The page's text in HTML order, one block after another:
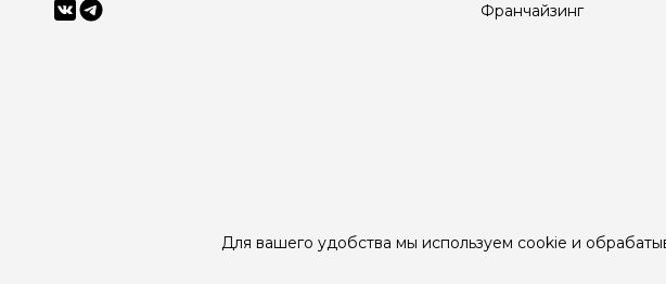
Франчайзинг
Для вашего удобства мы используем cookie и